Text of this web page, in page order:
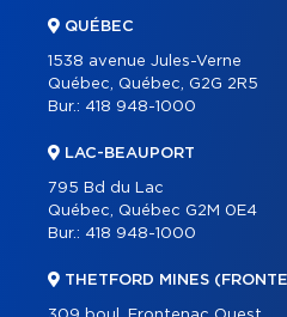
QUÉBEC
1538 avenue Jules-Verne
Québec, Québec, G2G 2R5
Bur.: 418 948-1000
LAC-BEAUPORT
795 Bd du Lac
Québec, Québec G2M 0E4
Bur.: 418 948-1000
THETFORD MINES